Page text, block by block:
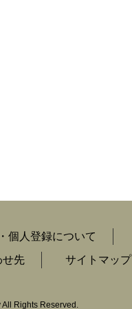
個人登録について
せ先 サイトマップ
Rights Reserved.